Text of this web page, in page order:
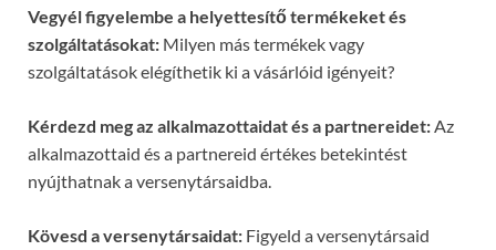
Vegyél figyelembe a helyettesítő termékeket és
szolgáltatásokat: Milyen más termékek vagy
szolgáltatások elégíthetik ki a vásárlóid igényeit?
Kérdezd meg az alkalmazottaidat és a partnereidet: Az
alkalmazottaid és a partnereid értékes betekintést
nyújthatnak a versenytársaidba.
Kövesd a versenytársaidat: Figyeld a versenytársaid